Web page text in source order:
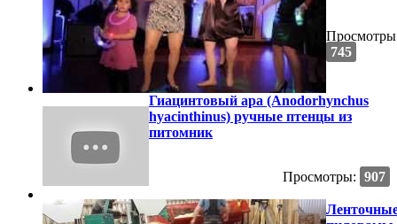
745
Гиацинтовый ара (Anodorhynchus
hyacinthinus) ручные птенцы из
питомник
Просмотры: 907